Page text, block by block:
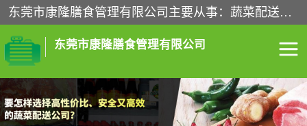
东莞市康隆膳食管理有限公司主要从事：蔬菜配送、食堂承包、企业工厂食堂承包、机关单位食堂承包、调味品配送、粮油配送、干货配送、副食配送、水果配送、海鲜配送等业务，东莞蔬菜配送电话，咨询在线客服。
东莞市康隆膳食管理有限公司
食堂承包 蔬菜配送